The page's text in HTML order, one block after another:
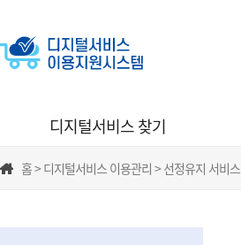
디지털서비스 찾기
홈 > 디지털서비스 이용관리 > 선정유지 서비스